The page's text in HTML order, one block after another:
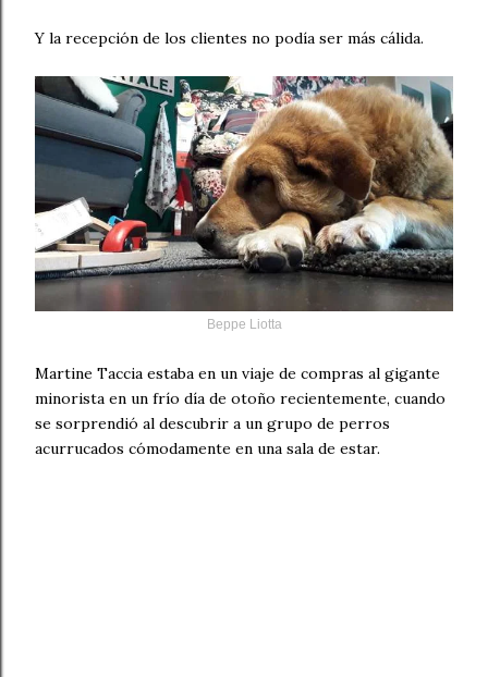
Y la recepción de los clientes no podía ser más cálida.
Beppe Liotta
Martine Taccia estaba en un viaje de compras al gigante
minorista en un frío día de otoño recientemente, cuando
se sorprendió al descubrir a un grupo de perros
acurrucados cómodamente en una sala de estar.